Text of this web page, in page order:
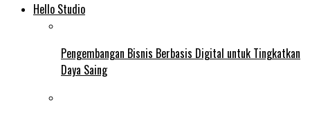
Hello Studio
Pengembangan Bisnis Berbasis Digital untuk Tingkatkan
Daya Saing